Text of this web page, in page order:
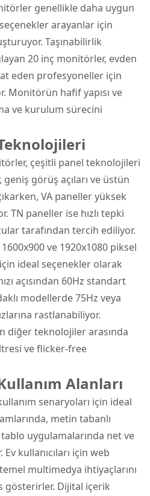
genellikle daha uygun
arayanlar için
Taşınabilirlik
20 inç monitörler, evden
eden profesyoneller için
Monitörün hafif yapısı ve
ve kurulum sürecini
çeşitli panel teknolojileri
görüş açıları ve üstün
VA paneller yüksek
TN paneller ise hızlı tepki
tarafından tercih ediliyor.
ve 1920x1080 piksel
ideal seçenekler olarak
açısından 60Hz standart
modellerde 75Hz veya
rastlanabiliyor.
diğer teknolojiler arasında
ve flicker-free
Alanları
senaryoları için ideal
metin tabanlı
uygulamalarında net ve
kullanıcıları için web
multimedya ihtiyaçlarını
gösterirler. Dijital içerik